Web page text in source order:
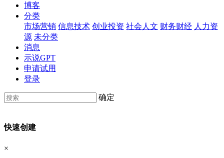
博客
分类
市场营销 信息技术 创业投资 社会人文 财务财经 人力资
源 未分类
消息
示说GPT
申请试用
登录
确定
快速创建
×